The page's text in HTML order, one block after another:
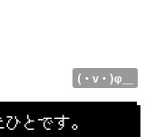
(・v・)φ＿
とです。